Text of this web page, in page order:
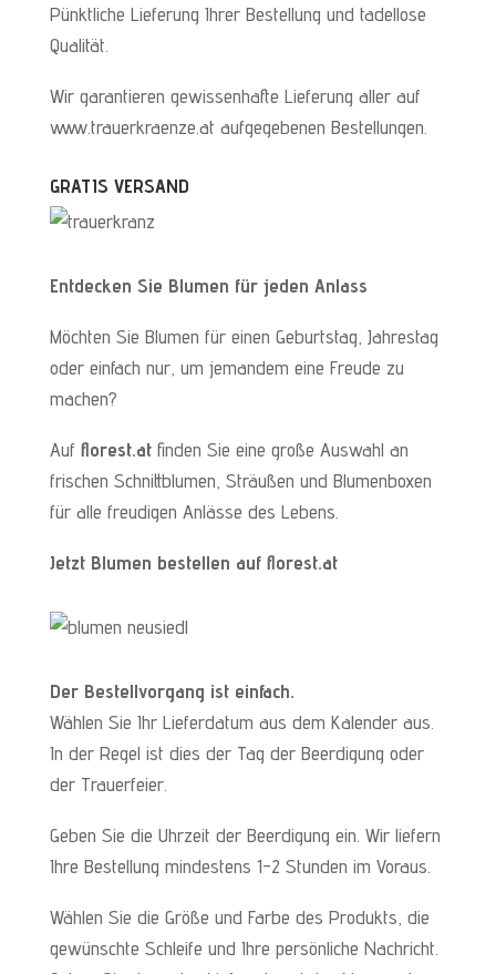
Pünktliche Lieferung Ihrer Bestellung und tadellose
Qualität.
Wir garantieren gewissenhafte Lieferung aller auf
www.trauerkraenze.at aufgegebenen Bestellungen.
GRATIS VERSAND
Entdecken Sie Blumen für jeden Anlass
Möchten Sie Blumen für einen Geburtstag, Jahrestag
oder einfach nur, um jemandem eine Freude zu
machen?
Auf florest.atfinden Sie eine große Auswahl an
frischen Schnittblumen, Sträußen und Blumenboxen
für alle freudigen Anlässe des Lebens.
Jetzt Blumen bestellen auf florest.at
Der Bestellvorgang ist einfach.
Wählen Sie Ihr Lieferdatum aus dem Kalender aus.
In der Regel ist dies der Tag der Beerdigung oder
der Trauerfeier.
Geben Sie die Uhrzeit der Beerdigung ein. Wir liefern
Ihre Bestellung mindestens 1-2 Stunden im Voraus.
Wählen Sie die Größe und Farbe des Produkts, die
gewünschte Schleife und Ihre persönliche Nachricht.